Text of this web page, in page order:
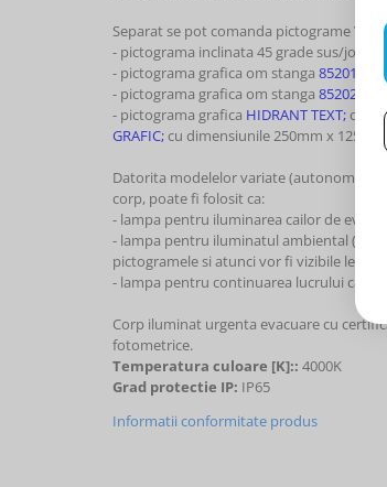
Separat se pot comanda pictograme
- pictograma inclinata 45 grade sus/jos
- pictograma grafica om stanga 85201 / VD1
- pictograma grafica om stanga 85202 / VD2
- pictograma grafica HIDRANT TEXT;cu
GRAFIC;cu dimensiunile 250mm x 125mm.
Datorita modelelor variate (autonomii,
corp, poate fi folosit ca:
- lampa pentru iluminarea cailor de
- lampa pentru iluminatul ambiental
pictogramele si atunci vor fi vizibile
- lampa pentru continuarea lucrului caz in
Corp iluminat urgenta evacuare cu
fotometrice.
Temperatura culoare [K]:: 4000K
Grad protectie IP: IP65
Informatii conformitate produs